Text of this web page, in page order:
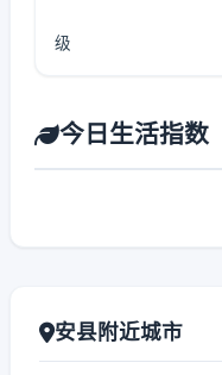
级
今日生活指数
安县附近城市